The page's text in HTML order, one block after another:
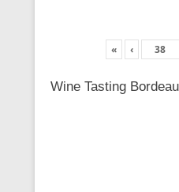
« ‹
Wine Tasting